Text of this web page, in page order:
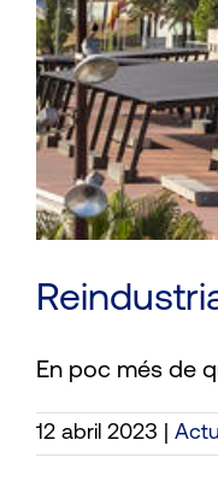
En poc més de
12 abril 2023